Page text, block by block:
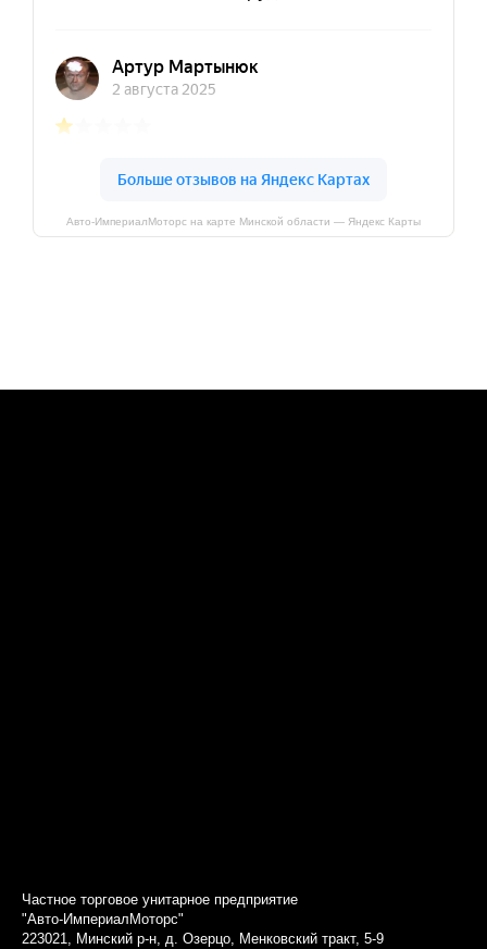
Авто-ИмпериалМоторс на карте Минской области — Яндекс Карты
Частное торговое унитарное предприятие
"Авто-ИмпериалМоторс"
223021, Минский р-н, д. Озерцо, Менковский тракт, 5-9